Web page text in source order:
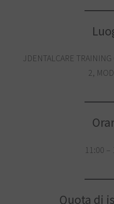
JDENTALCARE
2,
11:00 –
Quota di